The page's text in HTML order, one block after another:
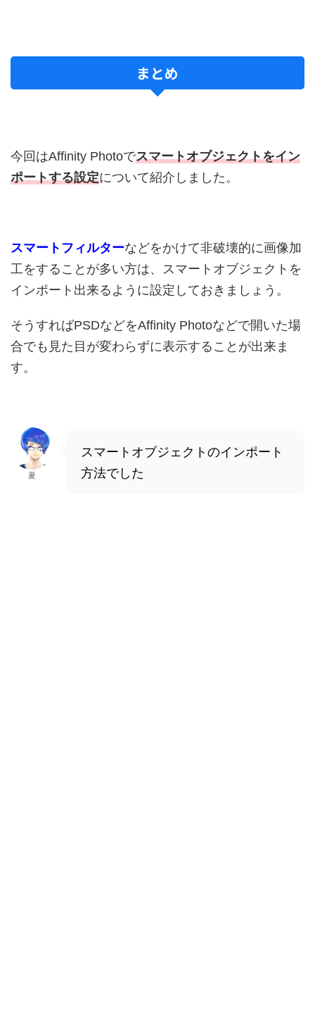
まとめ
今回はAffinity Photoでスマートオブジェクトをイン
ポートする設定について紹介しました。
スマートフィルターなどをかけて非破壊的に画像加
工をすることが多い方は、スマートオブジェクトを
インポート出来るように設定しておきましょう。
そうすればPSDなどをAffinity Photoなどで開いた場
合でも見た目が変わらずに表示することが出来ま
す。
夏
スマートオブジェクトのインポート
方法でした